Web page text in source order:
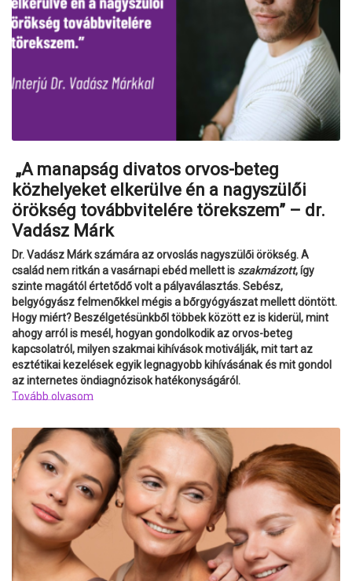
„A manapság divatos orvos-beteg
közhelyeket elkerülve én a nagyszülői
örökség továbbvitelére törekszem” – dr.
Vadász Márk
Dr. Vadász Márk számára az orvoslás nagyszülői örökség. A
család nem ritkán a vasárnapi ebéd mellett is szakmázott, így
szinte magától értetődő volt a pályaválasztás. Sebész,
belgyógyász felmenőkkel mégis a bőrgyógyászat mellett döntött.
Hogy miért? Beszélgetésünkből többek között ez is kiderül, mint
ahogy arról is mesél, hogyan gondolkodik az orvos-beteg
kapcsolatról, milyen szakmai kihívások motiválják, mit tart az
esztétikai kezelések egyik legnagyobb kihívásának és mit gondol
az internetes öndiagnózisok hatékonyságáról.
Tovább olvasom